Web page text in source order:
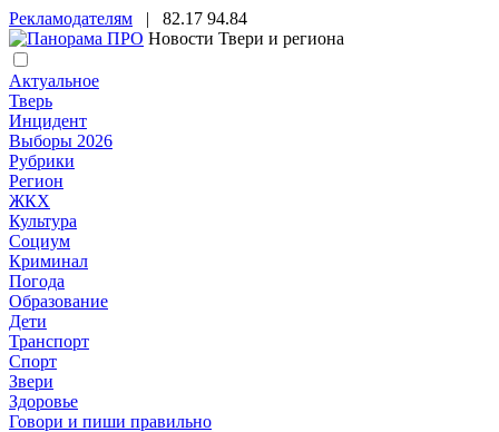
Рекламодателям | 82.17 94.84
Новости Твери и региона
Актуальное
Тверь
Инцидент
Выборы 2026
Рубрики
Регион
ЖКХ
Культура
Социум
Криминал
Погода
Образование
Дети
Транспорт
Спорт
Звери
Здоровье
Говори и пиши правильно